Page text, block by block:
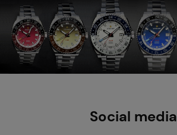
Social media